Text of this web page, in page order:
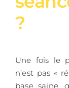
?
Une fois le
n’est pas «
base saine,